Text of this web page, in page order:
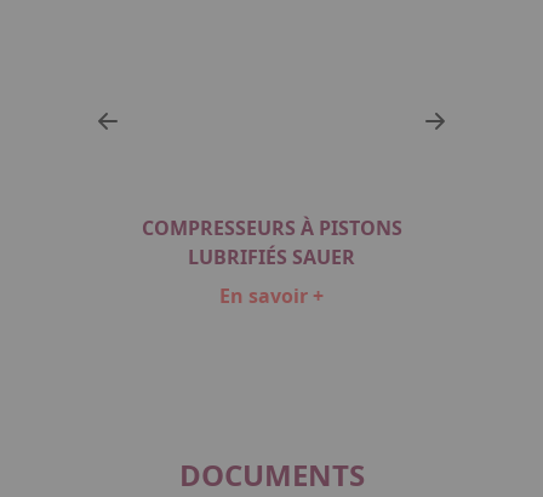
COMPRESSEURS À PISTONS
LUBRIFIÉS SAUER
En savoir +
DOCUMENTS